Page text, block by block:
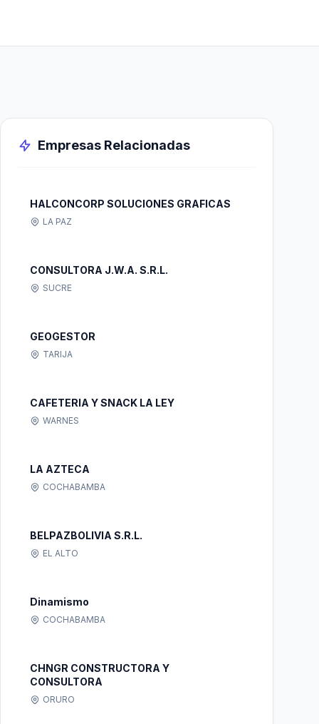
Empresas Relacionadas
HALCONCORP SOLUCIONES GRAFICAS
LA PAZ
CONSULTORA J.W.A. S.R.L.
SUCRE
GEOGESTOR
TARIJA
CAFETERIA Y SNACK LA LEY
WARNES
LA AZTECA
COCHABAMBA
BELPAZBOLIVIA S.R.L.
EL ALTO
Dinamismo
COCHABAMBA
CHNGR CONSTRUCTORA Y
CONSULTORA
ORURO